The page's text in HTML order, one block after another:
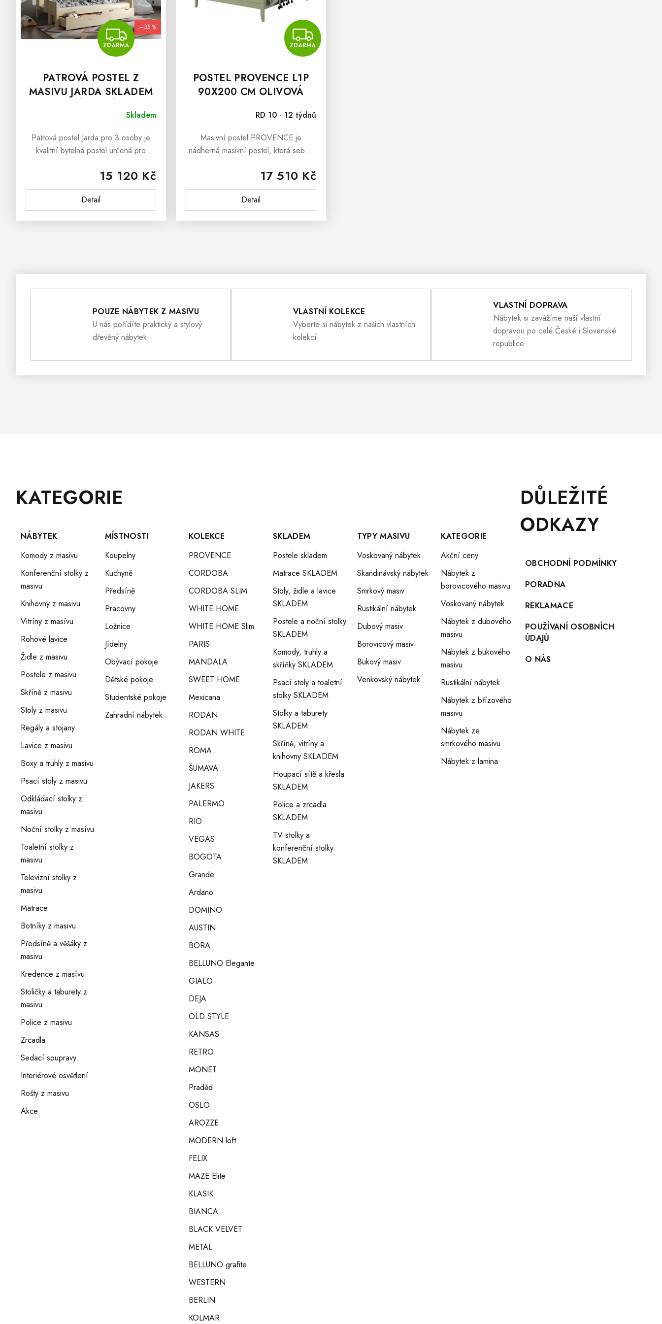
U
K
T ZDARMA
ZDARMA
–35 %
PATROVÁ POSTEL Z
MASIVU JARDA SKLADEM
Skladem
15 120 Kč
Detail
Patrová postel Jarda pro 3 osoby je
kvalitní bytelná postel určená pro
je zhotovená ze smrkového masivního
dřeva a spojuje se pomocí...
ZDARMA
ZDARMA
POSTEL PROVENCE L1P
90X200 CM OLIVOVÁ
RD 10 - 12 týdnů
17 510 Kč
Detail
Masivní postel PROVENCE je
nádherná masivní postel, která sebou
venkova Provence. Masivní poste
PROVENCE je vyrobena z masivního
bukového...
V
L
Á
A
Y
V
Ý
I
POUZE NÁBYTEK Z MASIVU
U nás pořídíte praktický a stylový
dřevěný nábytek.
VLASTNÍ KOLEKCE
Vyberte si nábytek z našich vlastních
kolekcí.
VLASTNÍ DOPRAVA
Nábytek si zavážíme naší vlastní
dopravou po celé České i Slovenské
republice.
Přeskočit
kategorie
KATEGORIE
NÁBYTEK
Komody z masivu
Konferenční stolky z
masivu
Knihovny z masivu
Vitríny z masívu
Rohové lavice
Židle z masivu
Postele z masivu
Skříně z masivu
Stoly z masivu
Regály a stojany
Lavice z masivu
Boxy a truhly z masivu
Psací stoly z masivu
Odkládací stolky z
masivu
Noční stolky z masívu
Toaletní stolky z
masivu
Televizní stolky z
masivu
Matrace
Botníky z masivu
Předsíně a věšáky z
masivu
Kredence z masívu
Stoličky a taburety z
masivu
Police z masivu
Zrcadla
Sedací soupravy
Interiérové osvětlení
Rošty z masivu
Akce
MÍSTNOSTI
Koupelny
Kuchyně
Předsíně
Pracovny
Ložnice
Jídelny
Obývací pokoje
Dětské pokoje
Studentské pokoje
Zahradní nábytek
KOLEKCE
PROVENCE
CORDOBA
CORDOBA SLIM
WHITE HOME
WHITE HOME Slim
PARIS
MANDALA
SWEET HOME
Mexicana
RODAN
RODAN WHITE
ROMA
ŠUMAVA
JAKERS
PALERMO
RIO
VEGAS
BOGOTA
Grande
Ardano
DOMINO
AUSTIN
BORA
BELLUNO Elegante
GIALO
DEJA
OLD STYLE
KANSAS
RETRO
MONET
Praděd
OSLO
AROZZE
MODERN loft
FELIX
MAZE Elite
KLASIK
BIANCA
BLACK VELVET
METAL
BELLUNO grafite
WESTERN
BERLIN
KOLMAR
SKLADEM
Postele skladem
Matrace SKLADEM
Stoly, židle a lavice
SKLADEM
Postele a noční stolky
SKLADEM
Komody, truhly a
skříňky SKLADEM
Psací stoly a toaletní
stolky SKLADEM
Stolky a taburety
SKLADEM
Skříně, vitríny a
knihovny SKLADEM
Houpací sítě a křesla
SKLADEM
Police a zrcadla
SKLADEM
TV stolky a
konferenční stolky
SKLADEM
TYPY MASIVU
Voskovaný nábytek
Skandinávský nábytek
Smrkový masiv
Rustikální nábytek
Dubový masiv
Borovicový masiv
Bukový masiv
Venkovský nábytek
KATEGORIE
Akční ceny
Nábytek z
borovicového masivu
Voskovaný nábytek
Nábytek z dubového
masivu
Nábytek z bukového
masivu
Rustikální nábytek
Nábytek z břízového
masivu
Nábytek ze
smrkového masivu
Nábytek z lamina
DŮLEŽITÉ
ODKAZY
OBCHODNÍ PODMÍNKY
PORADNA
REKLAMACE
POUŽÍVANÍ OSOBNÍCH
ÚDAJŮ
O NÁS